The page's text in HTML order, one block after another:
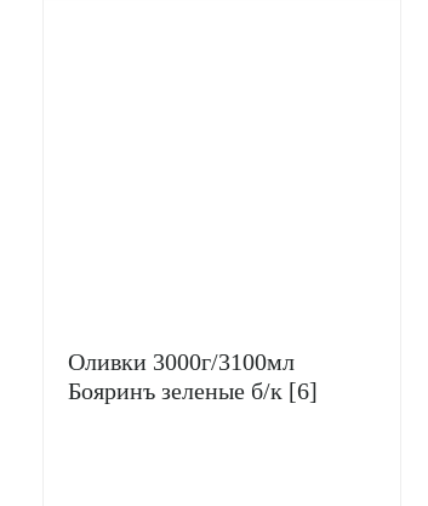
Оливки 3000г/3100мл
Бояринъ зеленые б/к [6]